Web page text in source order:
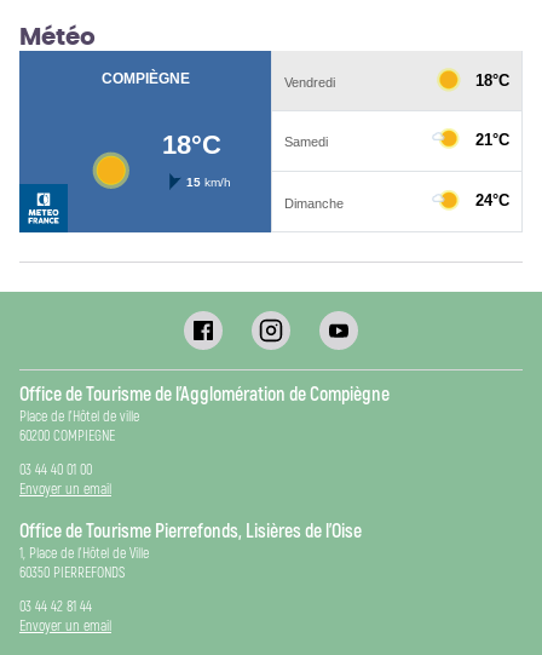
Météo
Office de Tourisme de l’Agglomération de Compiègne
Place de l’Hôtel de ville
60200 COMPIEGNE
03 44 40 01 00
Envoyer un email
Office de Tourisme Pierrefonds, Lisières de l’Oise
1, Place de l’Hôtel de Ville
60350 PIERREFONDS
03 44 42 81 44
Envoyer un email